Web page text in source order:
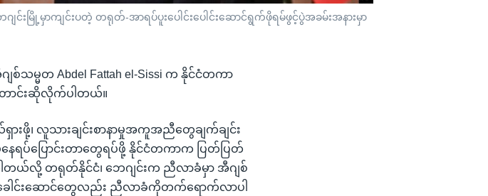
ြို့မှာကျင်းပတဲ့ တရုတ်-အာရပ်ပူးပေါင်းပေါင်းဆောင်ရွက်ဖိုရမ်ဖွင့်ပွဲအခမ်းအနားမှာ
စ်သမ္မတ Abdel Fattah el-Sissi က နိုင်ငံတကာ
ာင်းဆိုလိုက်ပါတယ်။
းဖို့၊ လူသားချင်းစာနာမှုအကူအညီတွေချက်ချင်း
ရပ်ပြောင်းတာတွေရပ်ဖို့ နိုင်ငံတကာက ပြတ်ပြတ်
တယ်လို့ တရုတ်နိုင်ငံ၊ ဘေဂျင်းက ညီလာခံမှာ အီဂျစ်
ခေါင်းဆောင်တွေလည်း ညီလာခံကိုတက်ရောက်လာပါ